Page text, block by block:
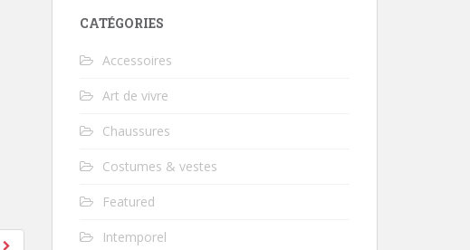
CATÉGORIES
Accessoires
Art de vivre
Chaussures
Costumes & vestes
Featured
Intemporel